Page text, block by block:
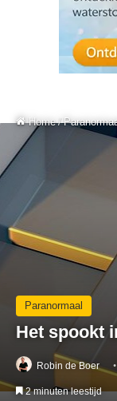
Home /
Paranormaal
Het spookt
Robin de Boer
2 minuten leestijd